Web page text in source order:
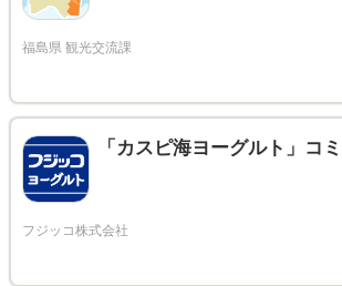
「カスピ海ヨーグルト」コ